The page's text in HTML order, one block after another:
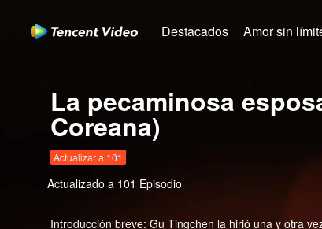
Destacados Amor sin
La pecaminosa
Coreana)
Actualizar a 101
Actualizado a 101 Episodio
Introducción breve: Gu Tingchen la hirió una y otra